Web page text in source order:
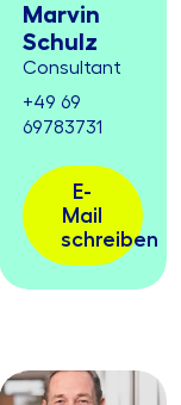
Marvin
Schulz
Consultant
+49 69
69783731
E-
Mail
schreiben